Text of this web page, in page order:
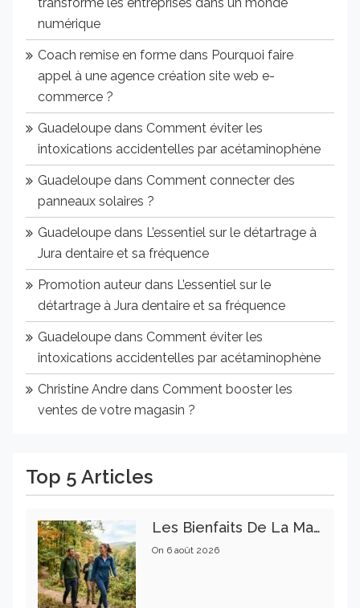
transforme les entreprises dans un monde
numérique
Coach remise en forme dans Pourquoi faire
appel à une agence création site web e-
commerce ?
Guadeloupe dans Comment éviter les
intoxications accidentelles par acétaminophène
Guadeloupe dans Comment connecter des
panneaux solaires ?
Guadeloupe dans L’essentiel sur le détartrage à
Jura dentaire et sa fréquence
Promotion auteur dans L’essentiel sur le
détartrage à Jura dentaire et sa fréquence
Guadeloupe dans Comment éviter les
intoxications accidentelles par acétaminophène
Christine Andre dans Comment booster les
ventes de votre magasin ?
Top 5 Articles
Les Bienfaits De La Marche Sur La Santé Physique Et Mentale
On 6 août 2026